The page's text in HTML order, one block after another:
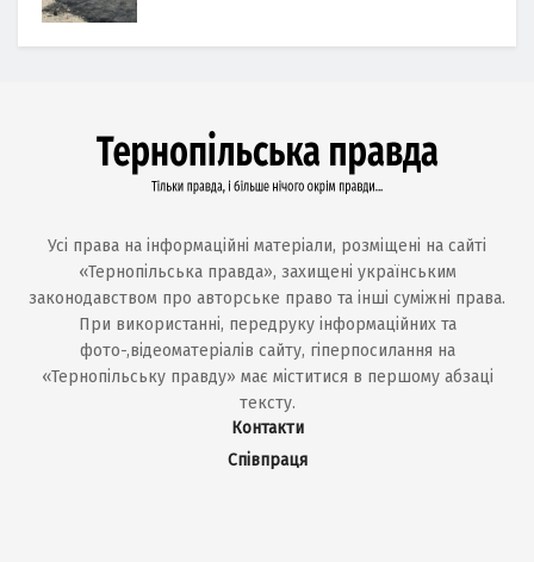
Усі права на інформаційні матеріали, розміщені на сайті
«Тернопільська правда», захищені українським
законодавством про авторське право та інші суміжні права.
При використанні, передруку інформаційних та
фото-,відеоматеріалів сайту, гіперпосилання на
«Тернопільську правду» має міститися в першому абзаці
тексту.
Контакти
Співпраця